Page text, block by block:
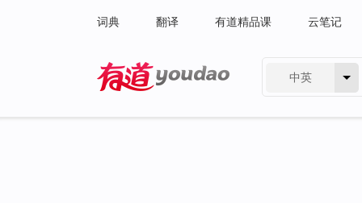
词典 翻译 有道精品课 云笔记
中英